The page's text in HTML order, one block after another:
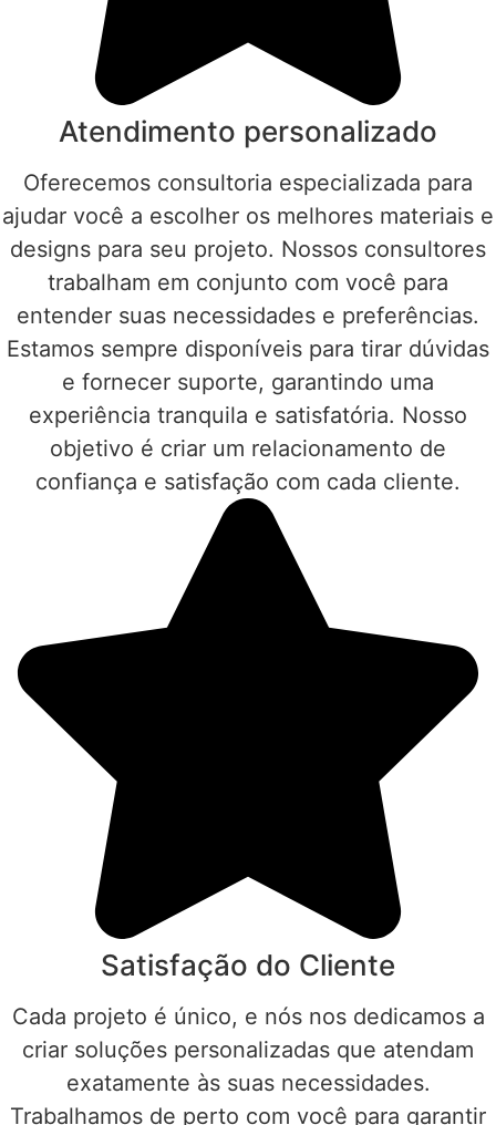
Atendimento personalizado
Oferecemos consultoria especializada para
ajudar você a escolher os melhores materiais e
designs para seu projeto. Nossos consultores
trabalham em conjunto com você para
entender suas necessidades e preferências.
Estamos sempre disponíveis para tirar dúvidas
e fornecer suporte, garantindo uma
experiência tranquila e satisfatória. Nosso
objetivo é criar um relacionamento de
confiança e satisfação com cada cliente.
Satisfação do Cliente
Cada projeto é único, e nós nos dedicamos a
criar soluções personalizadas que atendam
exatamente às suas necessidades.
Trabalhamos de perto com você para garantir